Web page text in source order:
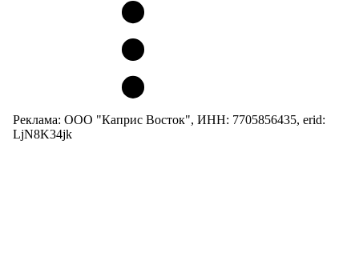
Реклама: ООО "Каприс Восток", ИНН: 7705856435, erid:
LjN8K34jk